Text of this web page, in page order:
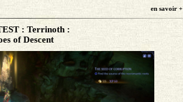
en savoir +
: Terrinoth :
of Descent